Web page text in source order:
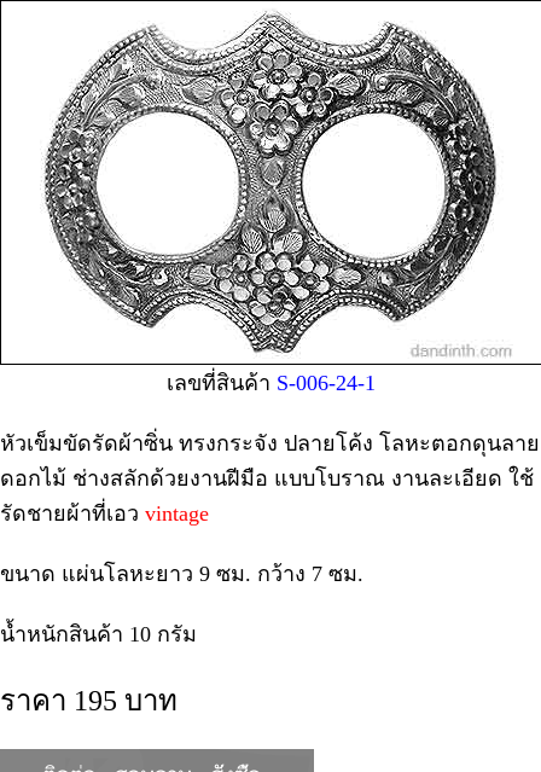
เลขที่สินค้า S-006-24-1
หัวเข็มขัดรัดผ้าซิ่น ทรงกระจัง ปลายโค้ง โลหะตอกดุนลาย
ดอกไม้ ช่างสลักด้วยงานฝีมือ แบบโบราณ งานละเอียด ใช้
รัดชายผ้าที่เอว vintage
ขนาด แผ่นโลหะยาว 9 ซม. กว้าง 7 ซม.
น้ำหนักสินค้า 10 กรัม
ราคา 195 บาท